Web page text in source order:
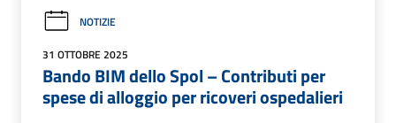
NOTIZIE
31 OTTOBRE 2025
Bando BIM dello Spol – Contributi per
spese di alloggio per ricoveri ospedalieri